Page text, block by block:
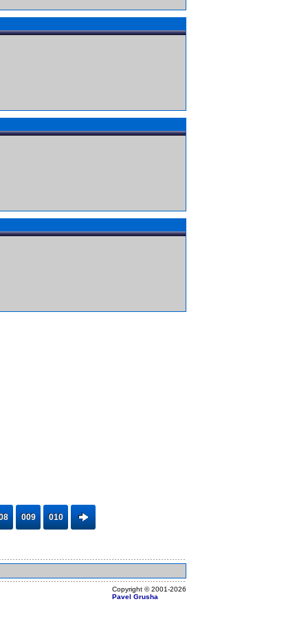
009 010
Copyright ©2001-2026
Pavel Grusha